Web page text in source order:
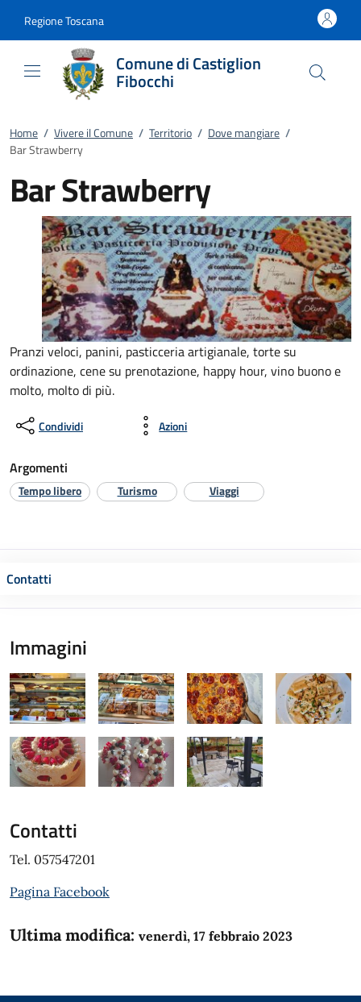
Regione Toscana
Comune di Castiglion
Fibocchi
Home / Vivere il Comune / Territorio / Dove mangiare /
Bar Strawberry
Bar Strawberry
Pranzi veloci, panini, pasticceria artigianale, torte su
ordinazione, cene su prenotazione, happy hour, vino buono e
molto, molto di più.
Condividi Azioni
Argomenti
Tempo libero Turismo Viaggi
Contatti
Immagini
Contatti
Tel. 057547201
Pagina Facebook
Ultima modifica: venerdì, 17 febbraio 2023